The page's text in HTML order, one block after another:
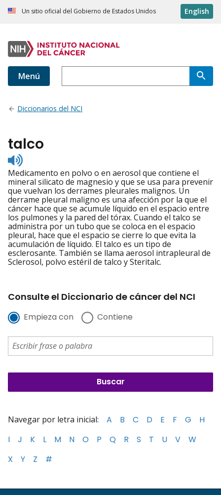
Un sitio oficial del Gobierno de Estados Unidos English
Menú
Diccionarios del NCI
talco
Listen
to
pronunciation
Medicamento en polvo o en aerosol que contiene el
mineral silicato de magnesio y que se usa para prevenir
que vuelvan los derrames pleurales malignos. Un
derrame pleural maligno es una afección por la que el
cáncer hace que se acumule líquido en el espacio entre
los pulmones y la pared del tórax. Cuando el talco se
administra por un tubo que se coloca en el espacio
pleural, hace que el espacio se cierre lo que evita la
acumulación de líquido. El talco es un tipo de
esclerosante. También se llama aerosol intrapleural de
Sclerosol, polvo estéril de talco y Steritalc.
Consulte el Diccionario de cáncer del NCI
Empieza con Contiene
Navegar por letra inicial: A B C D E F G
H
I
J K L M N O P Q R S T U V
W
X
Y Z #